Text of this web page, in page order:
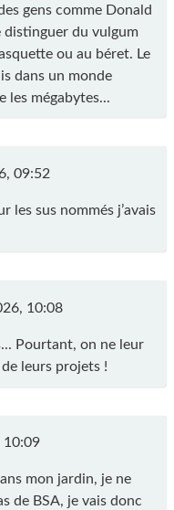
gens comme Donald
distinguer du vulgum
ou au béret. Le
dans un monde
les mégabytes...
09:52
les sus nommés j’avais
10:08
Pourtant, on ne leur
leurs projets !
mon jardin, je ne
de BSA, je vais donc